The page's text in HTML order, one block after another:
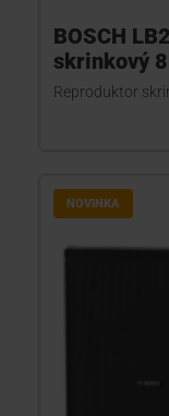
BOSCH
skrinkový
Reproduktor
NOVINKA